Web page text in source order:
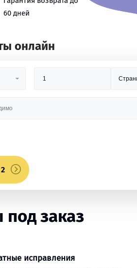
60 дней
онлайн
заказ
исправления